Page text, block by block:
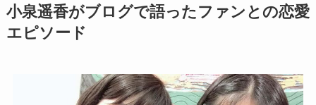
小泉遥香がブログで語ったファンとの恋愛
エピソード